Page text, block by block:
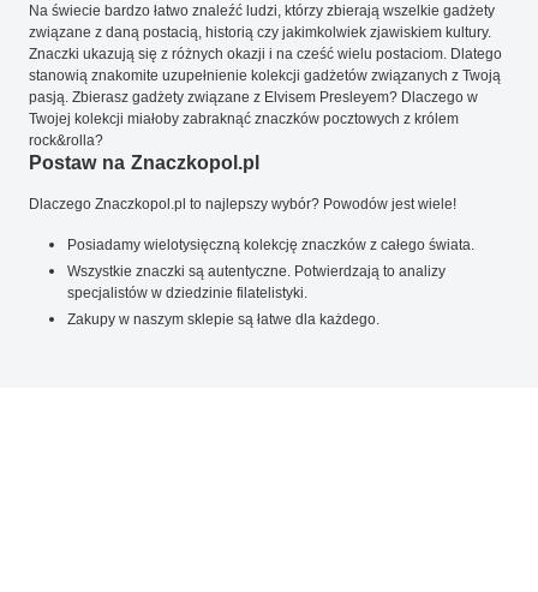
Na świecie bardzo łatwo znaleźć ludzi, którzy zbierają wszelkie gadżety
związane z daną postacią, historią czy jakimkolwiek zjawiskiem kultury.
Znaczki ukazują się z różnych okazji i na cześć wielu postaciom. Dlatego
stanowią znakomite uzupełnienie kolekcji gadżetów związanych z Twoją
pasją. Zbierasz gadżety związane z Elvisem Presleyem? Dlaczego w
Twojej kolekcji miałoby zabraknąć znaczków pocztowych z królem
rock&rolla?
Postaw na Znaczkopol.pl
Dlaczego Znaczkopol.pl to najlepszy wybór? Powodów jest wiele!
Posiadamy wielotysięczną kolekcję znaczków z całego świata.
Wszystkie znaczki są autentyczne. Potwierdzają to analizy
specjalistów w dziedzinie filatelistyki.
Zakupy w naszym sklepie są łatwe dla każdego.